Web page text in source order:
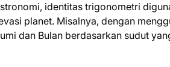
identitas trigonometri
planet. Misalnya, dengan
dan Bulan berdasarkan sudut